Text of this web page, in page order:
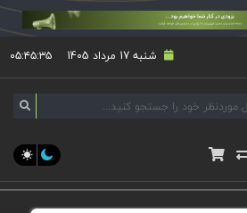
شنبه 17 مرداد 1405 ۰۵:۴۵:۳۵